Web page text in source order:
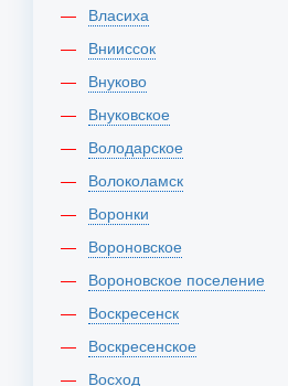
Власиха
Внииссок
Внуково
Внуковское
Володарское
Волоколамск
Воронки
Вороновское
Вороновское поселение
Воскресенск
Воскресенское
Восход